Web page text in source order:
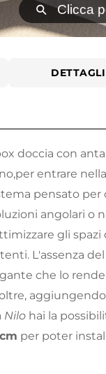
⚲ Clicca
DETTAGLI
doccia con
entrare
pensato
angolari o
gli spazi
L'assenza
che lo
Nilo hai la
per poter